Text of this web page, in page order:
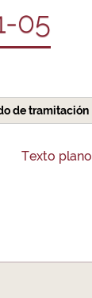
05
de tramitación
Texto plano